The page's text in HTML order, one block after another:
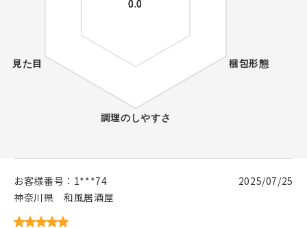
お客様番号： 1***74
神奈川県
和風居酒屋
2025/07/25